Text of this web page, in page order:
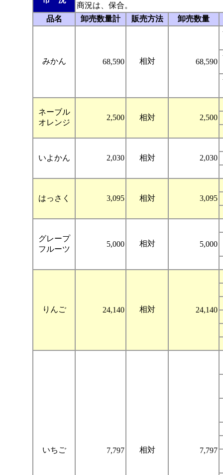
商況は、保合。
品名
卸売数量計 販売方法 卸売数量
みかん 68,590 相対 68,590
ネーブル
オレンジ
2,500 相対 2,500
いよかん 2,030 相対 2,030
はっさく 3,095 相対 3,095
グレープ
フルーツ
5,000 相対 5,000
りんご 24,140 相対 24,140
いちご 7,797 相対 7,797